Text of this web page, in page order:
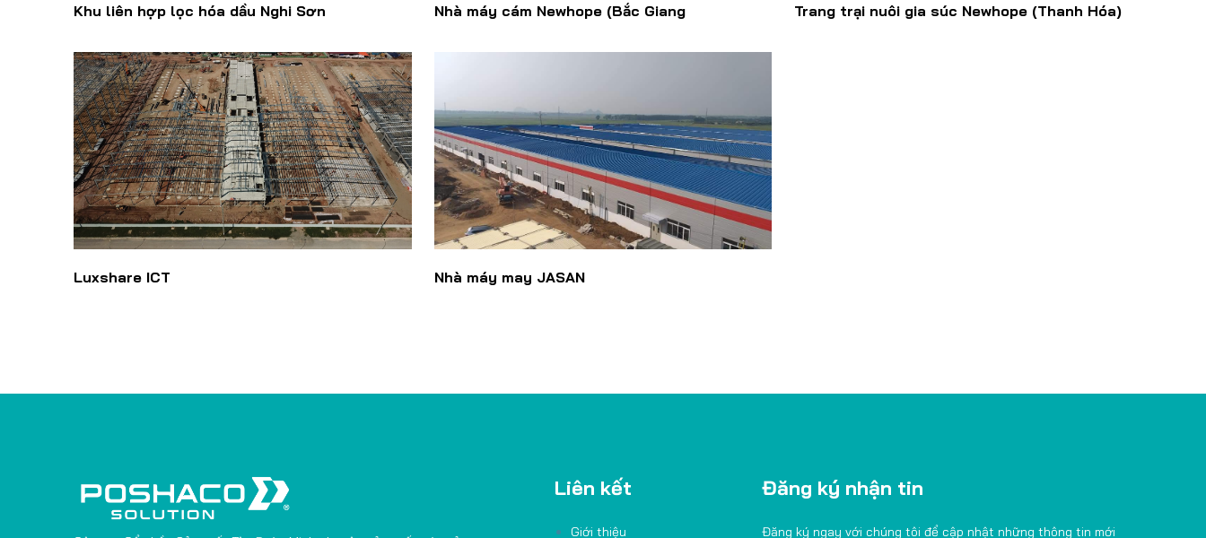
Khu liên hợp lọc hóa dầu Nghi Sơn Nhà máy cám Newhope (Bắc Giang Trang trại nuôi gia súc Newhope (Thanh Hóa)
Luxshare ICT Nhà máy may JASAN
Liên kết
Giới thiệu
Đăng ký nhận tin
Đăng ký ngay với chúng tôi để cập nhật những thông tin mới